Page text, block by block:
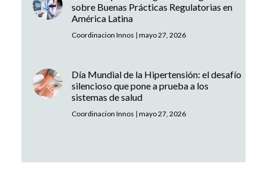
sobre Buenas Prácticas Regulatorias en
América Latina
Coordinacion Innos | mayo 27, 2026
Día Mundial de la Hipertensión: el desafío
silencioso que pone a prueba a los
sistemas de salud
Coordinacion Innos | mayo 27, 2026